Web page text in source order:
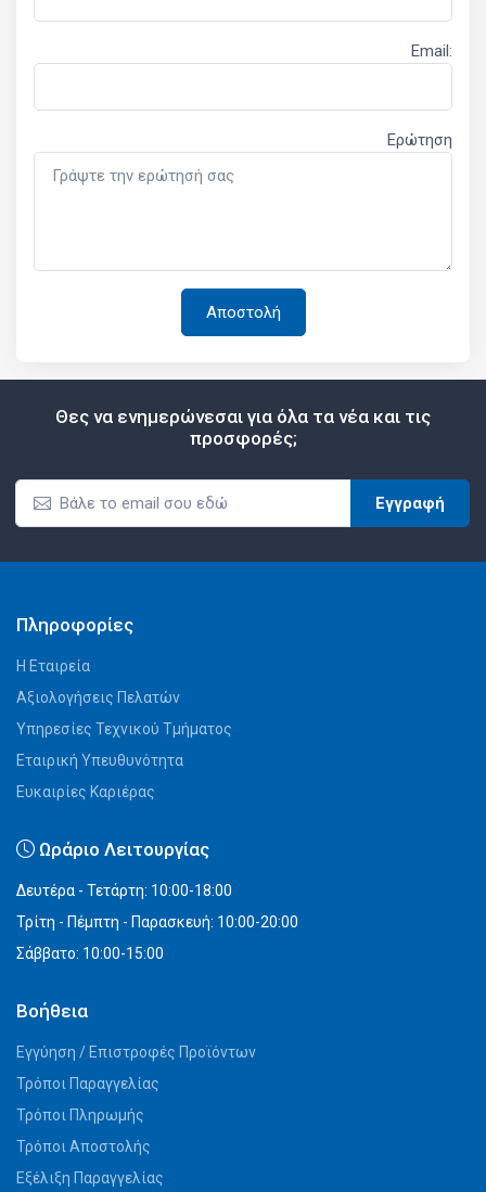
Email:
Ερώτηση
Θες να ενημερώνεσαι για όλα τα νέα και τις
προσφορές;
Εγγραφή
Πληροφορίες
Η Εταιρεία
Αξιολογήσεις Πελατών
Υπηρεσίες Τεχνικού Τμήματος
Εταιρική Υπευθυνότητα
Ευκαιρίες Καριέρας
Ωράριο Λειτουργίας
Δευτέρα - Τετάρτη: 10:00-18:00
Τρίτη - Πέμπτη - Παρασκευή: 10:00-20:00
Σάββατο: 10:00-15:00
Βοήθεια
Εγγύηση / Επιστροφές Προϊόντων
Τρόποι Παραγγελίας
Τρόποι Πληρωμής
Τρόποι Αποστολής
Εξέλιξη Παραγγελίας